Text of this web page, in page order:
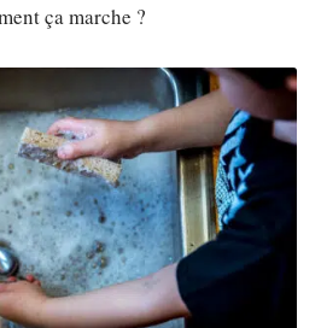
ça marche ?